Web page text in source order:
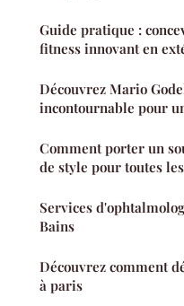
Guide pratique :
fitness innovant en
Découvrez Mario
incontournable pour
Comment porter un
de style pour toutes
Services
Bains
Découvrez comment
à paris